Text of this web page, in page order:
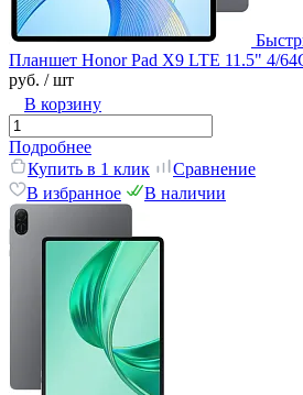
Планшет Honor Pad X9 LTE 11.5" 4/
руб. / шт
В корзину
Подробнее
Купить в 1 клик
Сравнение
В избранное
В наличии